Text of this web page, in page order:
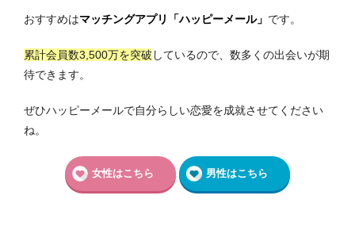
おすすめはマッチングアプリ「ハッピーメール」 です。
累計会員数3,500万を突破 しているので、数多くの出会いが期
待できます。
ぜひハッピーメールで自分らしい恋愛を成就させてください
ね。
女性はこちら 男性はこちら